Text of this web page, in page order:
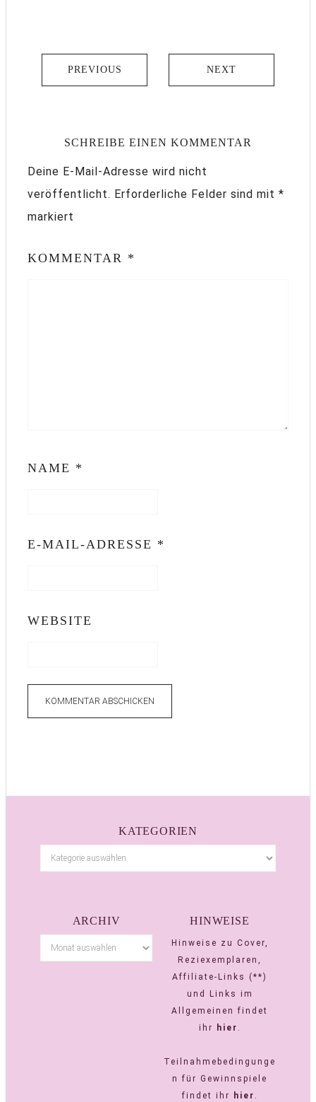
PREVIOUS NEXT
SCHREIBE EINEN KOMMENTAR
Deine E-Mail-Adresse wird nicht
veröffentlicht. Erforderliche Felder sind mit *
markiert
KOMMENTAR *
NAME *
E-MAIL-ADRESSE *
WEBSITE
KATEGORIEN
ARCHIV HINWEISE
Hinweise zu Cover,
Reziexemplaren,
Affiliate-Links (**)
und Links im
Allgemeinen findet
ihr
hier .
Teilnahmebedingunge
n für Gewinnspiele
findet ihr
hier .